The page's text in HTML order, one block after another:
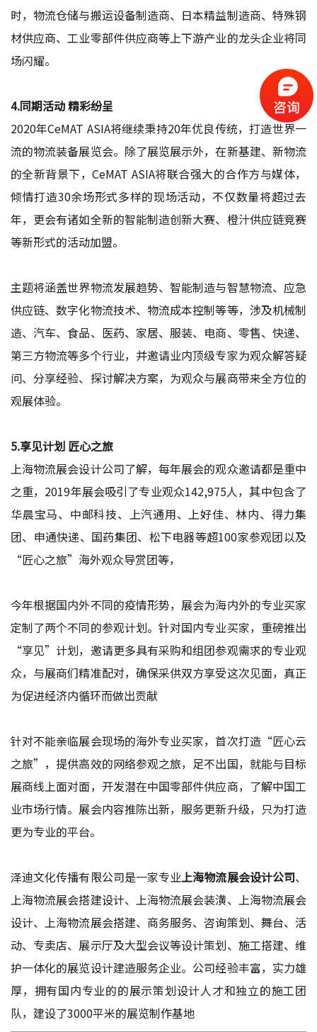
时，物流仓储与搬运设备制造商、日本精益制造商、特殊钢
材供应商、工业零部件供应商等上下游产业的龙头企业将同
场闪耀。
4.同期活动 精彩纷呈
2020年CeMAT ASIA将继续秉持20年优良传统，打造世界一
流的物流装备展览会。除了展览展示外，在新基建、新物流
的全新背景下，CeMAT ASIA将联合强大的合作方与媒体，
倾情打造30余场形式多样的现场活动，不仅数量将超过去
年，更会有诸如全新的智能制造创新大赛、橙汁供应链竞赛
等新形式的活动加盟。
主题将涵盖世界物流发展趋势、智能制造与智慧物流、应急
供应链、数字化物流技术、物流成本控制等等，涉及机械制
造、汽车、食品、医药、家居、服装、电商、零售、快递、
第三方物流等多个行业，并邀请业内顶级专家为观众解答疑
问、分享经验、探讨解决方案，为观众与展商带来全方位的
观展体验。
5.享见计划 匠心之旅
上海物流展会设计公司了解，每年展会的观众邀请都是重中
之重，2019年展会吸引了专业观众142,975人，其中包含了
华晨宝马、中邮科技、上汽通用、上好佳、林内、得力集
团、申通快递、国药集团、松下电器等超100家参观团以及
“匠心之旅”海外观众导赏团等，
今年根据国内外不同的疫情形势，展会为海内外的专业买家
定制了两个不同的参观计划。针对国内专业买家，重磅推出
“享见”计划，邀请更多具有采购和组团参观需求的专业观
众，与展商们精准配对，确保采供双方享受这次见面，真正
为促进经济内循环而做出贡献
针对不能亲临展会现场的海外专业买家，首次打造“匠心云
之旅”，提供高效的网络参观之旅，足不出国，就能与目标
展商线上面对面，开发潜在中国零部件供应商，了解中国工
业市场行情。展会内容推陈出新，服务更新升级，只为打造
更为专业的平台。
泽迪文化传播有限公司是一家专业上海物流展会设计公司、
上海物流展会搭建设计、上海物流展会装潢、上海物流展会
设计、上海物流展会搭建、商务服务、咨询策划、舞台、活
动、专卖店、展示厅及大型会议等设计策划、施工搭建、维
护一体化的展览设计建造服务企业。公司经验丰富，实力雄
厚，拥有国内专业的的展示策划设计人才和独立的施工团
队，建设了3000平米的展览制作基地